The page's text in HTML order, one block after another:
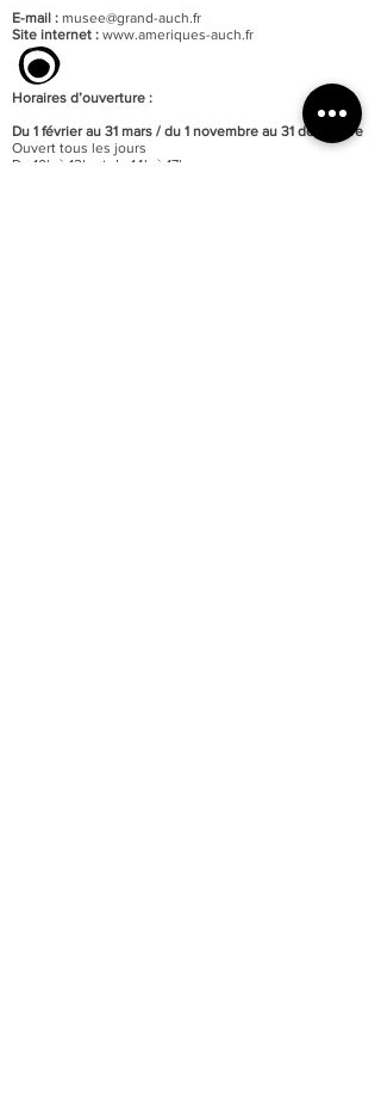
E-mail : musee@grand-auch.fr
Site internet : www.ameriques-auch.fr
Horaires d’ouverture :
Du 1 février au 31 mars / du 1 novembre au 31 décembre
Ouvert tous les jours
De 10h à 12h et de 14h à 17h